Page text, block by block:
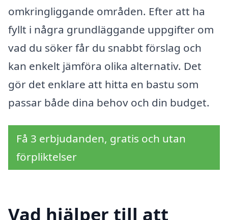
omkringliggande områden. Efter att ha
fyllt i några grundläggande uppgifter om
vad du söker får du snabbt förslag och
kan enkelt jämföra olika alternativ. Det
gör det enklare att hitta en bastu som
passar både dina behov och din budget.
Få 3 erbjudanden, gratis och utan
förpliktelser
Vad hjälper till att